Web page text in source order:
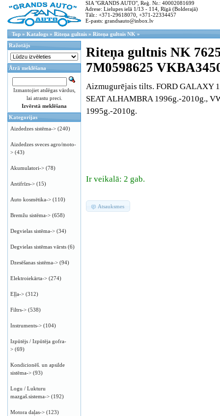
SIA "GRANDS AUTO", Reģ. Nr.: 40002081699
Adrese: Lielupes ielā 1/13 - 114, Rīgā (Bolderajā)
Tālr.: +371-29618070, +371-22334457
E-pasts: grandsauto@inbox.lv
Top » Katalogs » Riteņa gultnis » Riteņa gultnis NK »
Riteņa gultnis NK
7M0598625
Aizmugurējais tilts. FORD GALAXY
SEAT ALHAMBRA 1996g.-2010g.,
1995g.-2010g.
Ir veikalā: 2 gab.
Atsauksmes
Ražotājs
Ātrā meklēšana
Izmantojiet atslēgas vārdus,
lai atrastu preci.
Izvērstā meklēšana
Kategorijas
Aizdedzes sistēma-> (240)
Aizdedzes sveces agro/moto-
> (43)
Akumulatori-> (78)
Antifrīzs-> (15)
Auto kosmētika-> (110)
Bremžu sistēma-> (658)
Degvielas sistēma-> (34)
Degvielas sistēmas vārsts (6)
Dzesēšanas sistēma-> (94)
Elektroiekārta-> (274)
Eļļa-> (312)
Filtrs-> (538)
Instruments-> (104)
Izpūtējs / Izpūtēja gofra-
> (69)
Kondicionēš. un apsilde
sistēma-> (93)
Logu / Lukturu
mazgaš.sistema-> (192)
Motora daļas-> (123)